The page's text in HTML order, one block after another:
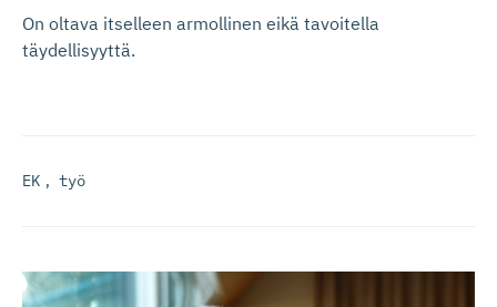
On oltava itselleen armollinen eikä tavoitella
täydellisyyttä.
EK , työ